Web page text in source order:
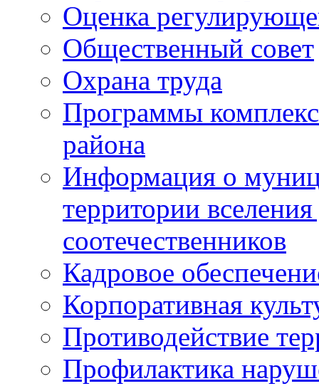
Оценка
Общественный совет
Охрана труда
Программы
района
Информация о
территории
соотечественников
Кадровое
Корпоративная
Противодействие
Профилактика